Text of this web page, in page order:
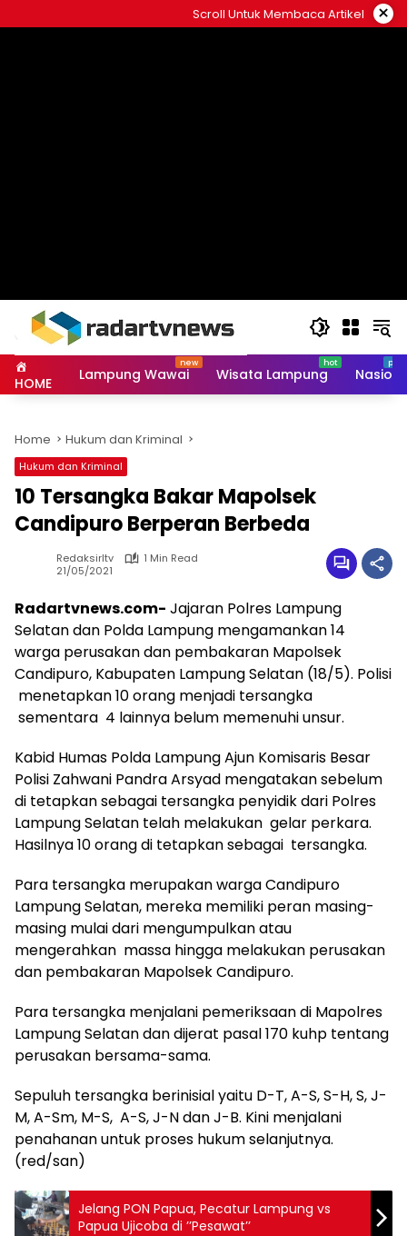
to
Scroll Untuk Membaca Artikel ×
HOME Lampung Wawai Wisata Lampung
Home Hukum dan Kriminal
Hukum dan Kriminal
10 Tersangka Bakar Mapolsek
Candipuro Berperan Berbeda
Redaksirltv
1 Min Read
21/05/2021
Radartvnews.com- Jajaran Polres Lampung
Selatan dan Polda Lampung mengamankan 14
warga perusakan dan pembakaran Mapolsek
Candipuro, Kabupaten Lampung Selatan (18/5). Polisi
menetapkan 10 orang menjadi tersangka
sementara 4 lainnya belum memenuhi unsur.
Kabid Humas Polda Lampung Ajun Komisaris Besar
Polisi Zahwani Pandra Arsyad mengatakan sebelum
di tetapkan sebagai tersangka penyidik dari Polres
Lampung Selatan telah melakukan gelar perkara.
Hasilnya 10 orang di tetapkan sebagai tersangka.
Para tersangka merupakan warga Candipuro
Lampung Selatan, mereka memiliki peran masing-
masing mulai dari mengumpulkan atau
mengerahkan massa hingga melakukan perusakan
dan pembakaran Mapolsek Candipuro.
Para tersangka menjalani pemeriksaan di Mapolres
Lampung Selatan dan dijerat pasal 170 kuhp tentang
perusakan bersama-sama.
Sepuluh tersangka berinisial yaitu D-T, A-S, S-H, S, J-
M, A-Sm, M-S, A-S, J-N dan J-B. Kini menjalani
penahanan untuk proses hukum selanjutnya.
(red/san)
Jelang PON Papua, Pecatur Lampung vs
Papua Ujicoba di ’’Pesawat’’